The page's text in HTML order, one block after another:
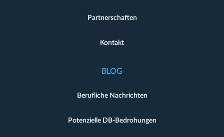
Partnerschaften
Kontakt
BLOG
Berufliche Nachrichten
Potenzielle DB-Bedrohungen